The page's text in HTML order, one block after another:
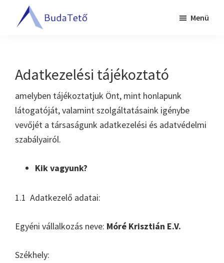
Pest
megyében
Menü
Adatkezelési tájékoztató
amelyben tájékoztatjuk Önt, mint honlapunk
látogatóját, valamint szolgáltatásaink igénybe
vevőjét a társaságunk adatkezelési és adatvédelmi
szabályairól.
Kik vagyunk?
1.1 Adatkezelő adatai:
Egyéni vállalkozás neve: Móré Krisztián E.V.
Székhely: